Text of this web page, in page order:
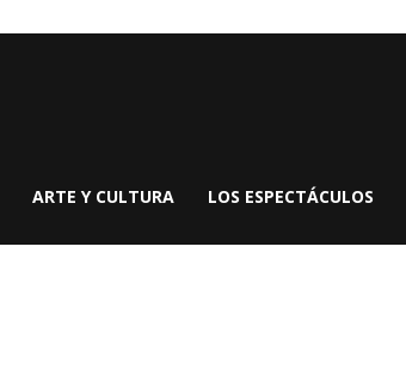
ARTE Y CULTURA LOS ESPECTÁCULOS